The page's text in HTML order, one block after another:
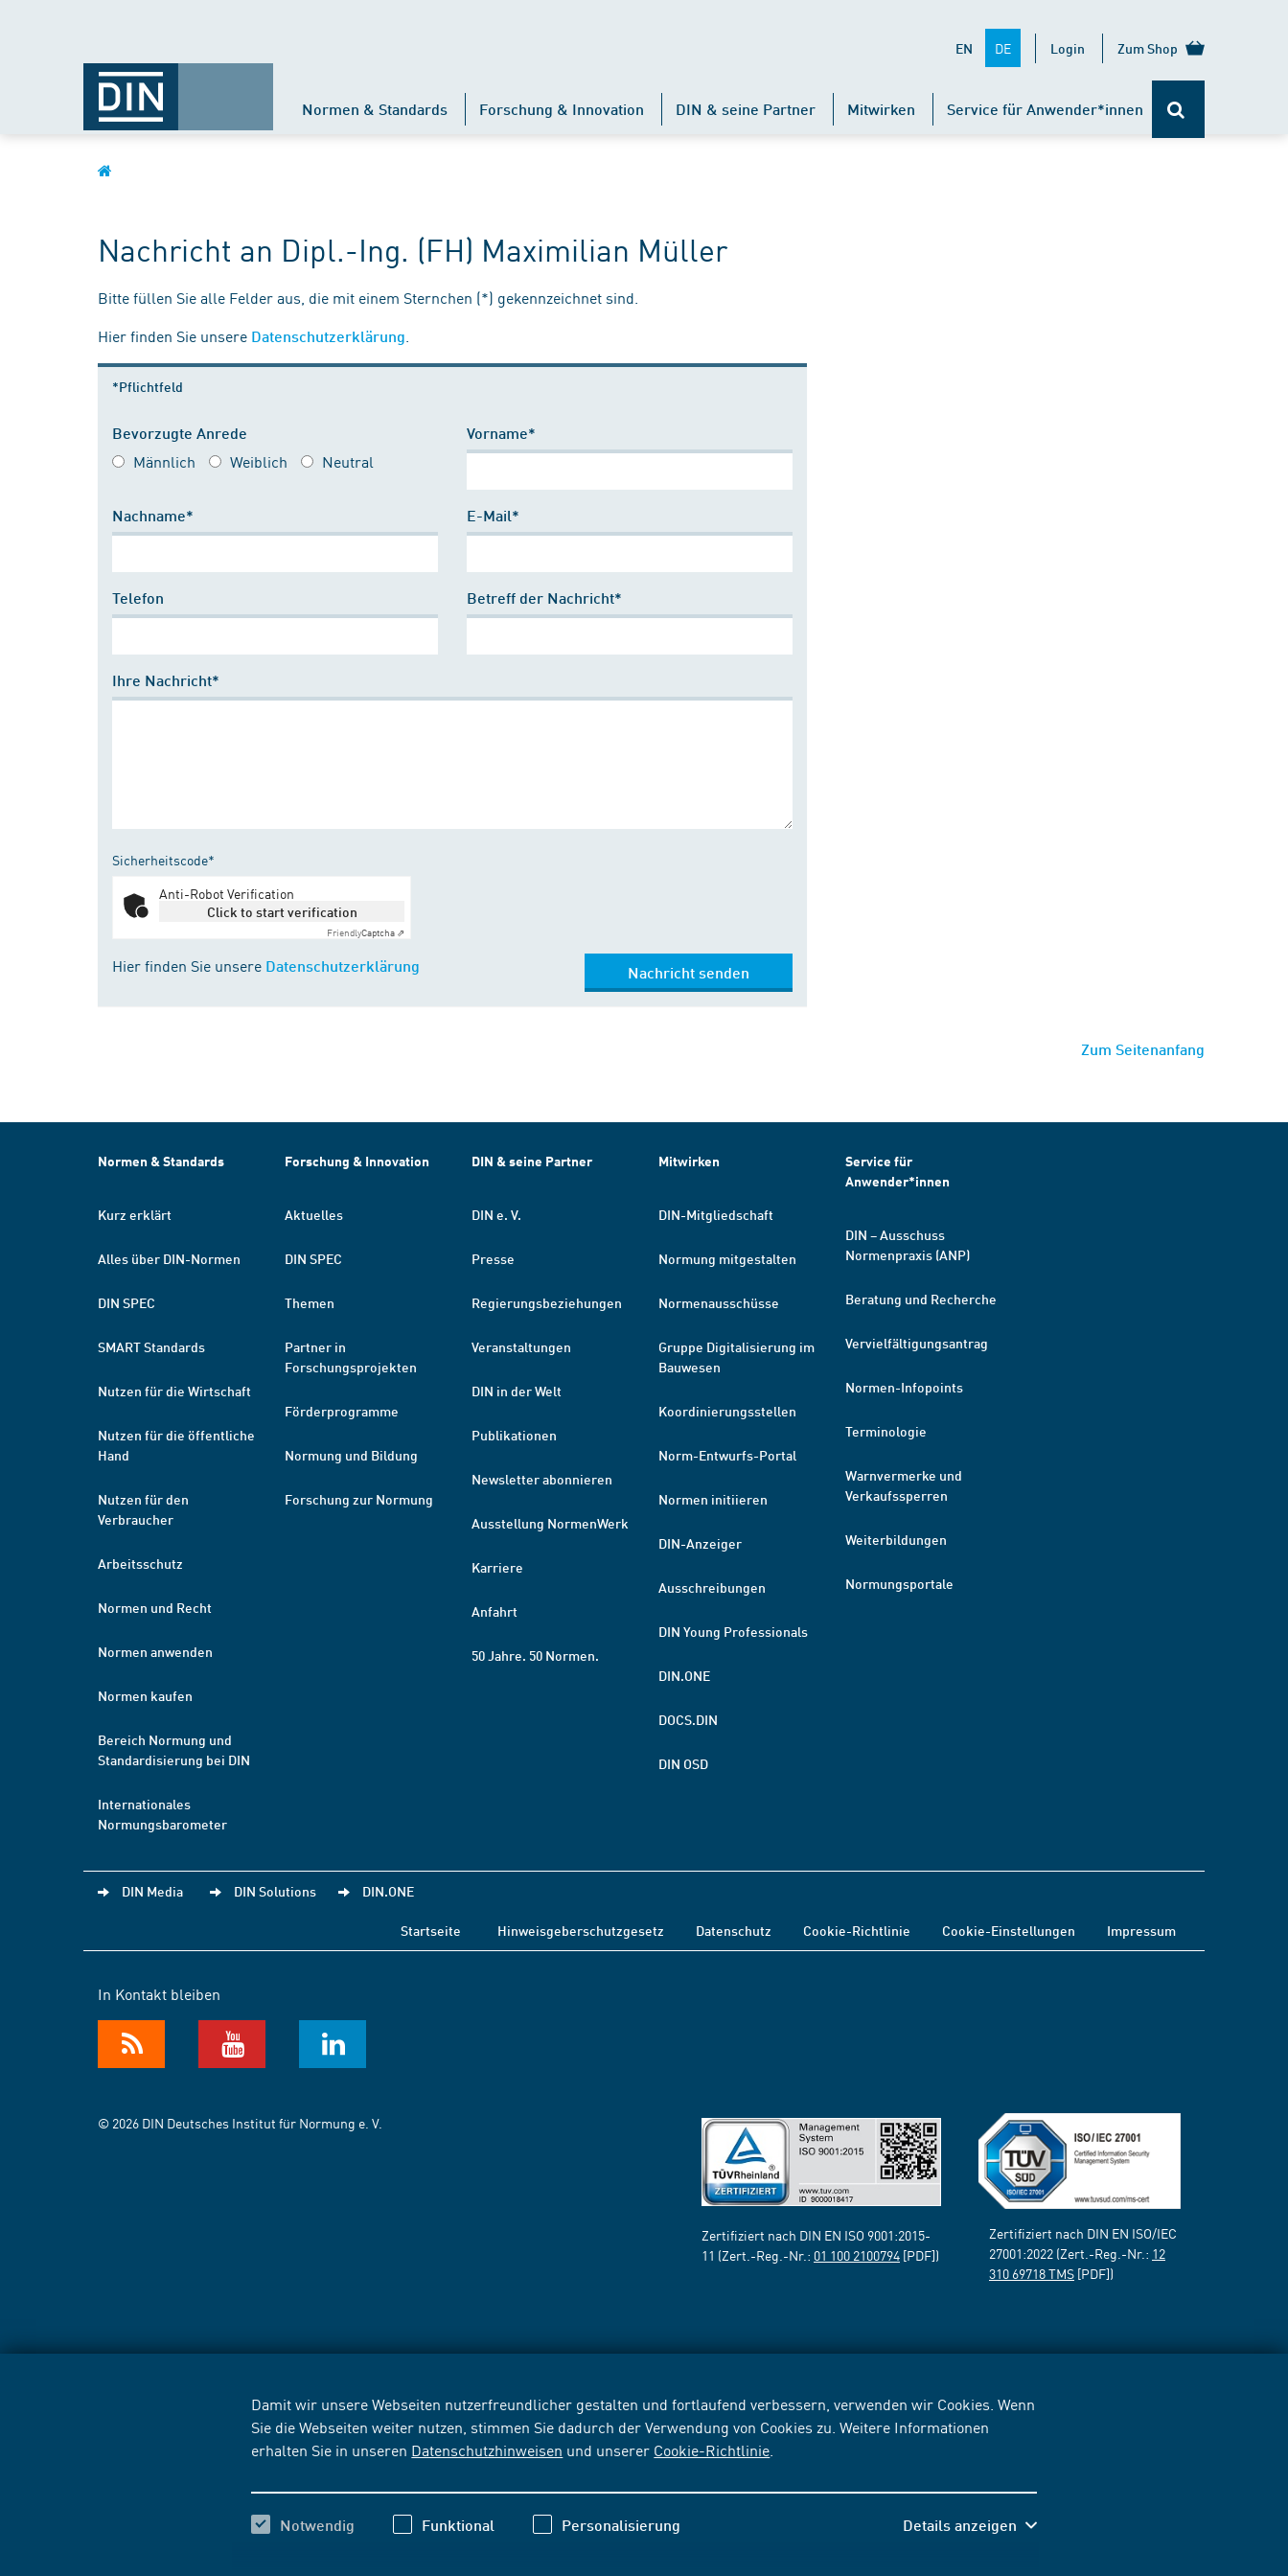
Damit wir unsere Webseiten nutzerfreundlicher gestalten und fortlaufend verbessern, verwenden wir Cookies. Wenn
Sie die Webseiten weiter nutzen, stimmen Sie dadurch der Verwendung von Cookies zu. Weitere Informationen
erhalten Sie in unseren Datenschutzhinweisen und unserer Cookie-Richtlinie
Notwendig Funktional Personalisierung Details anzeigen
EN DE Login Zum Shop
Normen & Standards Forschung & Innovation DIN & seine Partner Mitwirken Service für Anwender*innen
Nachricht an Dipl.-Ing. (FH) Maximilian Müller
Bitte füllen Sie alle Felder aus, die mit einem Sternchen (*) gekennzeichnet sind.
Hier finden Sie unsere Datenschutzerklärung
*Pflichtfeld
Bevorzugte Anrede
Männlich Weiblich Neutral
Vorname*
Nachname* E-Mail*
Telefon Betreff der Nachricht*
Ihre Nachricht*
Sicherheitscode*
Anti-Robot Verification
Click to start verification
FriendlyCaptcha ⇗
Hier finden Sie unsere Datenschutzerklärung Nachricht senden
Zum Seitenanfang
Normen & Standards
Kurz erklärt
Alles über DIN-Normen
DIN SPEC
SMART Standards
Nutzen für die Wirtschaft
Nutzen für die öffentliche
Hand
Nutzen für den
Verbraucher
Arbeitsschutz
Normen und Recht
Normen anwenden
Normen kaufen
Bereich Normung und
Standardisierung bei DIN
Internationales
Normungsbarometer
Forschung & Innovation
Aktuelles
DIN SPEC
Themen
Partner in
Forschungsprojekten
Förderprogramme
Normung und Bildung
Forschung zur Normung
DIN & seine Partner
DIN e. V.
Presse
Regierungsbeziehungen
Veranstaltungen
DIN in der Welt
Publikationen
Newsletter abonnieren
Ausstellung NormenWerk
Karriere
Anfahrt
50 Jahre. 50 Normen.
Mitwirken
DIN-Mitgliedschaft
Normung mitgestalten
Normenausschüsse
Gruppe Digitalisierung im
Bauwesen
Koordinierungsstellen
Norm-Entwurfs-Portal
Normen initiieren
DIN-Anzeiger
Ausschreibungen
DIN Young Professionals
DIN.ONE
DOCS.DIN
DIN OSD
Service für
Anwender*innen
DIN – Ausschuss
Normenpraxis (ANP)
Beratung und Recherche
Vervielfältigungsantrag
Normen-Infopoints
Terminologie
Warnvermerke und
Verkaufssperren
Weiterbildungen
Normungsportale
DIN Media DIN Solutions DIN.ONE
Startseite Hinweisgeberschutzgesetz Datenschutz Cookie-Richtlinie Cookie-Einstellungen Impressum
In Kontakt bleiben
© 2026 DIN Deutsches Institut für Normung e. V.
Zertifiziert nach DIN EN ISO 9001:2015-
11 (Zert.-Reg.-Nr.: 01 100 2100794 [PDF])
Zertifiziert nach DIN EN ISO/IEC
27001:2022 (Zert.-Reg.-Nr.: 12
310 69718 TMS [PDF])